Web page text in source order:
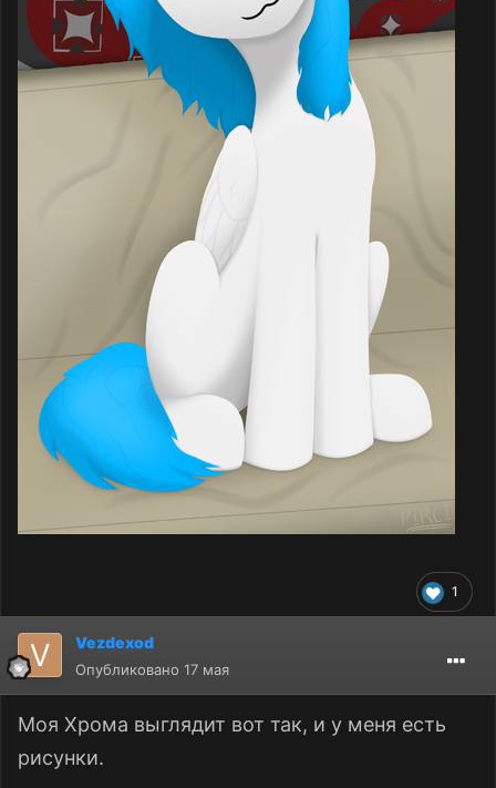
1
Vezdexod
Опубликовано 17 мая
Моя Хрома выглядит вот так, и у меня есть
рисунки.